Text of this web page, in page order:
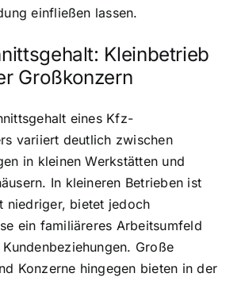
einfließen lassen.
Kleinbetrieb
Großkonzern
eines Kfz-
variiert deutlich zwischen
in kleinen Werkstätten und
In kleineren Betrieben ist
niedriger, bietet jedoch
ein familiäreres Arbeitsumfeld
Große
Konzerne hingegen bieten in der